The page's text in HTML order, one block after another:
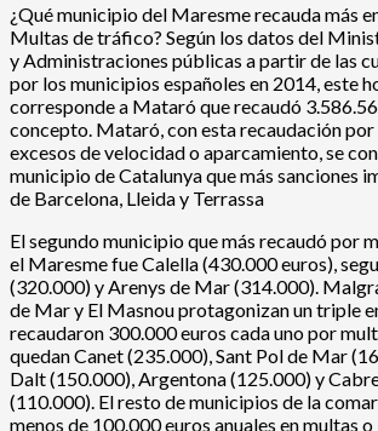
¿Qué municipio del Maresme recauda más
Multas de tráfico? Según los datos del
y Administraciones públicas a partir de las
por los municipios españoles en 2014, este
corresponde a Mataró que recaudó
concepto. Mataró, con esta recaudación
excesos de velocidad o aparcamiento, se
municipio de Catalunya que más sanciones
de Barcelona, Lleida y Terrassa
El segundo municipio que más recaudó por
el Maresme fue Calella (430.000 euros),
(320.000) y Arenys de Mar (314.000).
de Mar y El Masnou protagonizan un triple
recaudaron 300.000 euros cada uno por
quedan Canet (235.000), Sant Pol de Mar
Dalt (150.000), Argentona (125.000) y
(110.000). El resto de municipios de la
menos de 100.000 euros anuales en multas